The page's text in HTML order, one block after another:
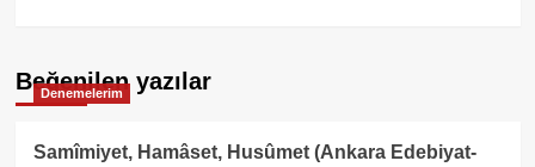
Beğenilen yazılar
Denemelerim
Samîmiyet, Hamâset, Husûmet (Ankara Edebiyat-